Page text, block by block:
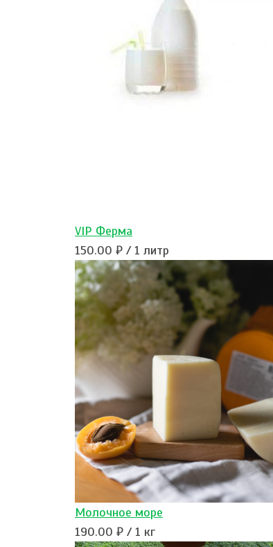
VIP Ферма
150.00 ₽ / 1 литр
Молочное море
190.00 ₽ / 1 кг